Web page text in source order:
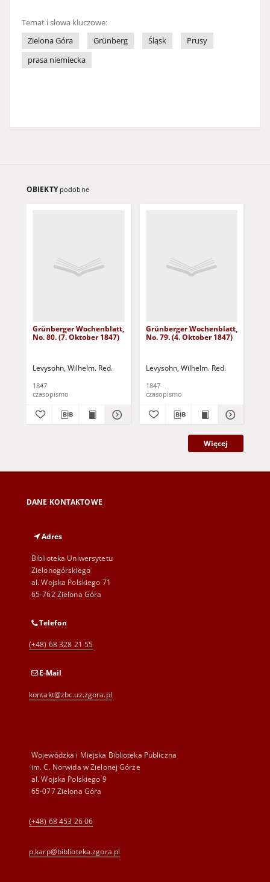
Temat i słowa kluczowe:
Zielona Góra
Grünberg Śląsk
Prusy
prasa niemiecka
OBIEKTY podobne
Grünberger Wochenblatt,
No. 80. (7. Oktober 1847)
Levysohn, Wilhelm. Red.
1847
czasopismo
Grünberger Wochenblatt,
No. 79. (4. Oktober 1847)
Levysohn, Wilhelm. Red.
1847
czasopismo
Więcej
DANE KONTAKTOWE
Adres
Biblioteka Uniwersytetu
Zielonogórskiego
al. Wojska Polskiego 71
65-762 Zielona Góra
Telefon
(+48) 68 328 21 55
E-Mail
kontakt@zbc.uz.zgora.pl
Wojewódzka i Miejska Biblioteka Publiczna
im. C. Norwida w Zielonej Górze
al. Wojska Polskiego 9
65-077 Zielona Góra
(+48) 68 453 26 06
p.karp@biblioteka.zgora.pl